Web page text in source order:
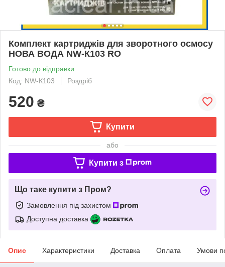
Комплект картриджів для зворотного осмосу
НОВА ВОДА NW-К103 RO
Готово до відправки
Код: NW-К103
Роздріб
520 ₴
Купити
або
Купити з
Що таке купити з Пром?
Замовлення під захистом
Доступна доставка
Опис Характеристики Доставка Оплата Умови